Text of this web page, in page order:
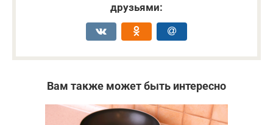
друзьями:
Вам также может быть интересно